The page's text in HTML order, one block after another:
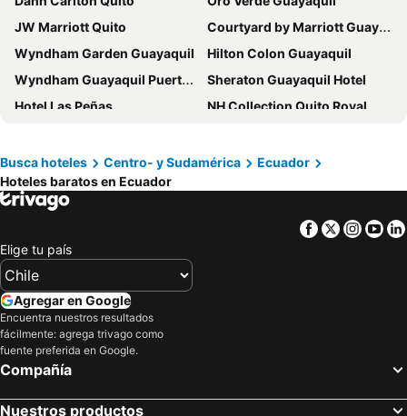
JW Marriott Quito
Courtyard by Marriott Guayaquil
Wyndham Garden Guayaquil
Hilton Colon Guayaquil
Wyndham Guayaquil Puerto Santa Ana
Sheraton Guayaquil Hotel
Hotel Las Peñas
NH Collection Quito Royal
Hilton Colon Quito
ME Hotel in Montañita Estates
ibis Quito
Wyndham Garden Quito
Hotel Quito
Hotel Presidente Internacional
Royal Palm Galapagos, Curio Collection Hotel by Hilton
Sheraton Quito Hotel
TRYP by Wyndham Guayaquil Airport
Hotel Reina Isabel
Hotel Ramada
Busca hoteles Centro- y Sudamérica
Ecuador
Hoteles baratos en Ecuador
Facebook
Twitter
Elige tu país
Agregar en Google
Encuentra nuestros resultados
fácilmente: agrega trivago como
fuente preferida en Google.
Compañía
Nuestros productos